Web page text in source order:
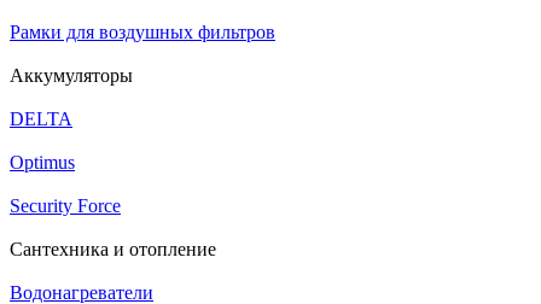
Рамки для воздушных фильтров
Аккумуляторы
DELTA
Optimus
Security Force
Сантехника и отопление
Водонагреватели